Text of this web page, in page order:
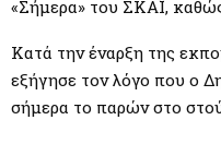
E
N
«Σήμερα» του ΣΚΑΪ,
Κατά την έναρξη της
εξήγησε τον λόγο που ο
σήμερα το παρών στο